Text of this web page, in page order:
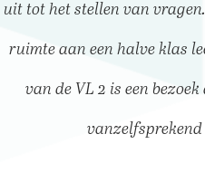
uit tot het stellen van
ruimte aan een halve klas
van de VL 2 is een